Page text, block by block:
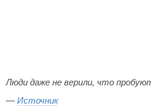
Люди даже не верили, что
— Источник